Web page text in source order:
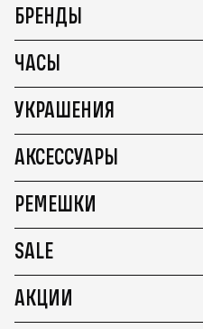
БРЕНДЫ
ЧАСЫ
УКРАШЕНИЯ
АКСЕССУАРЫ
РЕМЕШКИ
SALE
АКЦИИ